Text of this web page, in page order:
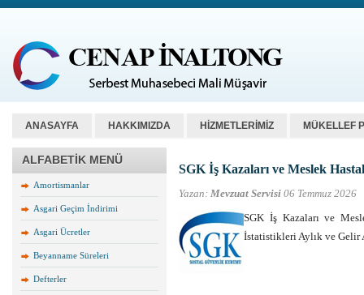
ANASAYFA HAKKIMIZDA HİZMETLERİMİZ MÜKELLEF
ALFABETİK MENÜ
Amortismanlar
Asgari Geçim İndirimi
Asgari Ücretler
Beyanname Süreleri
Defterler
SGK İş Kazaları ve Meslek
Yazan: Mevzuat Servisi 06 Temmuz 2026
SGK İş Kazaları ve
İstatistikleri Aylık ve